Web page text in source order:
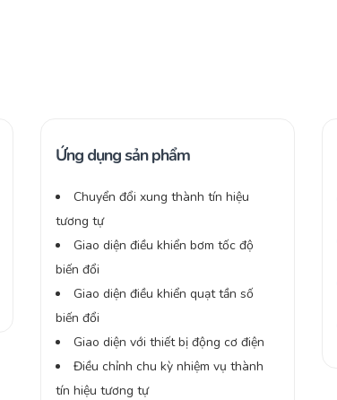
Ứng dụng sản phẩm
Chuyển đổi xung thành tín hiệu
tương tự
Giao diện điều khiển bơm tốc độ
biến đổi
Giao diện điều khiển quạt tần số
biến đổi
Giao diện với thiết bị động cơ điện
Điều chỉnh chu kỳ nhiệm vụ thành
tín hiệu tương tự